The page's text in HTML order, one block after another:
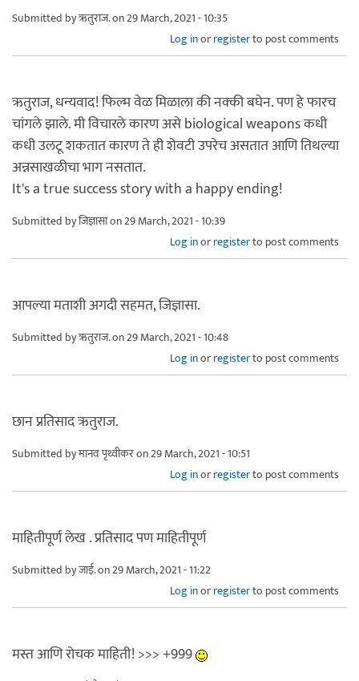
Submitted byऋतुराज.on 29 March, 2021 - 10:35
Log inorregisterto post comments
ऋतुराज, धन्यवाद! फिल्म वेळ मिळाला की नक्की बघेन. पण हे फारच
चांगले झाले. मी विचारले कारण असे biological weapons कधी
कधी उलटू शकतात कारण ते ही शेवटी उपरेच असतात आणि तिथल्या
अन्नसाखळीचा भाग नसतात.
It's a true success story with a happy ending!
Submitted byजिज्ञासाon 29 March, 2021 - 10:39
Log inorregisterto post comments
आपल्या मताशी अगदी सहमत, जिज्ञासा.
Submitted byऋतुराज.on 29 March, 2021 - 10:48
Log inorregisterto post comments
छान प्रतिसाद ऋतुराज.
Submitted byमानव पृथ्वीकरon 29 March, 2021 - 10:51
Log inorregisterto post comments
माहितीपूर्ण लेख . प्रतिसाद पण माहितीपूर्ण
Submitted byजाई.on 29 March, 2021 - 11:22
Log inorregisterto post comments
मस्त आणि रोचक माहिती! >>> +999